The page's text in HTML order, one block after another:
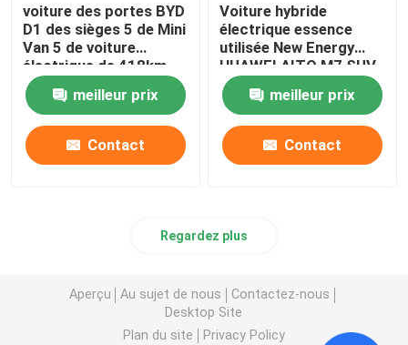
voiture des portes BYD
D1 des sièges 5 de Mini
Van 5 de voiture
électrique de 418km
MPV pour des affaires
meilleur prix
Contact
Voiture hybride
électrique essence
utilisée New Energy
HUAWEI AITO M7 SUV
1.5T
meilleur prix
Contact
Regardez plus
Aperçu Au sujet de nous
Contactez-nous
Desktop Site
Plan du site
Privacy Policy